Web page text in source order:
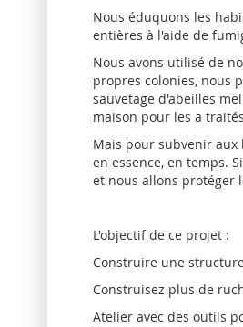
Nous éduquons les
entières à l'aide de
Nous avons utilisé de
propres colonies, nous
sauvetage d'abeilles
maison pour les a
Mais pour subvenir aux
en essence, en temps.
et nous allons protéger
L'objectif de ce projet :
Construire une
Construisez plus de
Atelier avec des outils